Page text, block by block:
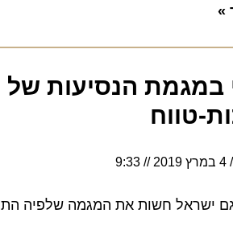
הנסיעות של
טווח
9:33
חשות את המגמה שלפיה